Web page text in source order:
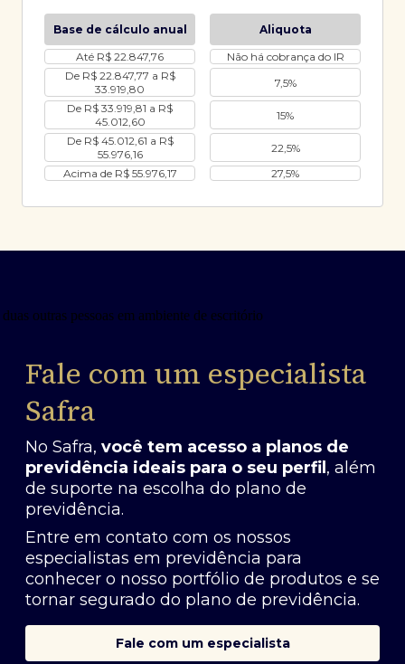
Base de cálculo anual
Aliquota
Até R$ 22.847,76
Não há cobrança do IR
De R$ 22.847,77 a R$
33.919,80
7,5%
De R$ 33.919,81 a R$
45.012,60
15%
De R$ 45.012,61 a R$
55.976,16
22,5%
Acima de R$ 55.976,17
27,5%
Fale com um especialista
Safra
No Safra, você tem acesso a planos de
previdência ideais para o seu perfil , além
de suporte na escolha do plano de
previdência.
Entre em contato com os nossos
especialistas em previdência para
conhecer o nosso portfólio de produtos e se
tornar segurado do plano de previdência.
Fale com um especialista